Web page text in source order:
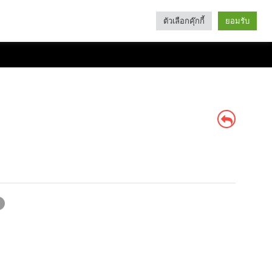
Categories
ตัวเลือกคุ๊กกี้ ยอมรับ